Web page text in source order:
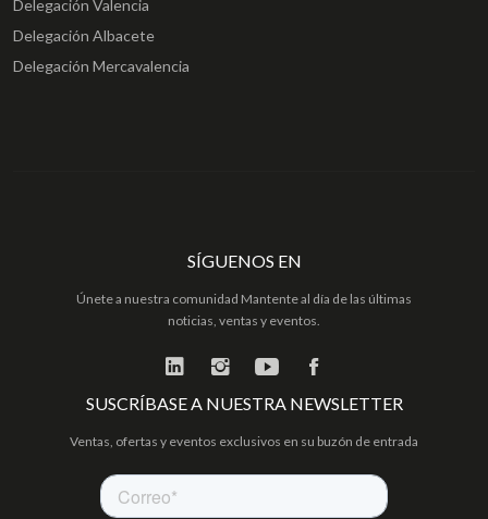
Delegación Valencia
Delegación Albacete
Delegación Mercavalencia
SÍGUENOS EN
Únete a nuestra comunidad Mantente al día de las últimas
noticias, ventas y eventos.
SUSCRÍBASE A NUESTRA NEWSLETTER
Ventas, ofertas y eventos exclusivos en su buzón de entrada